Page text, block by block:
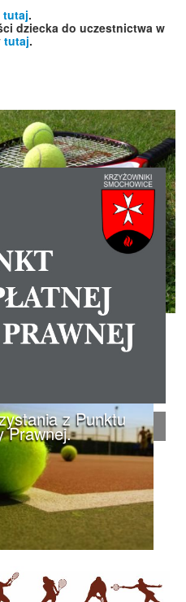
z Punktu
Prawnej.
tutaj.
dziecka do uczestnictwa w
tutaj.